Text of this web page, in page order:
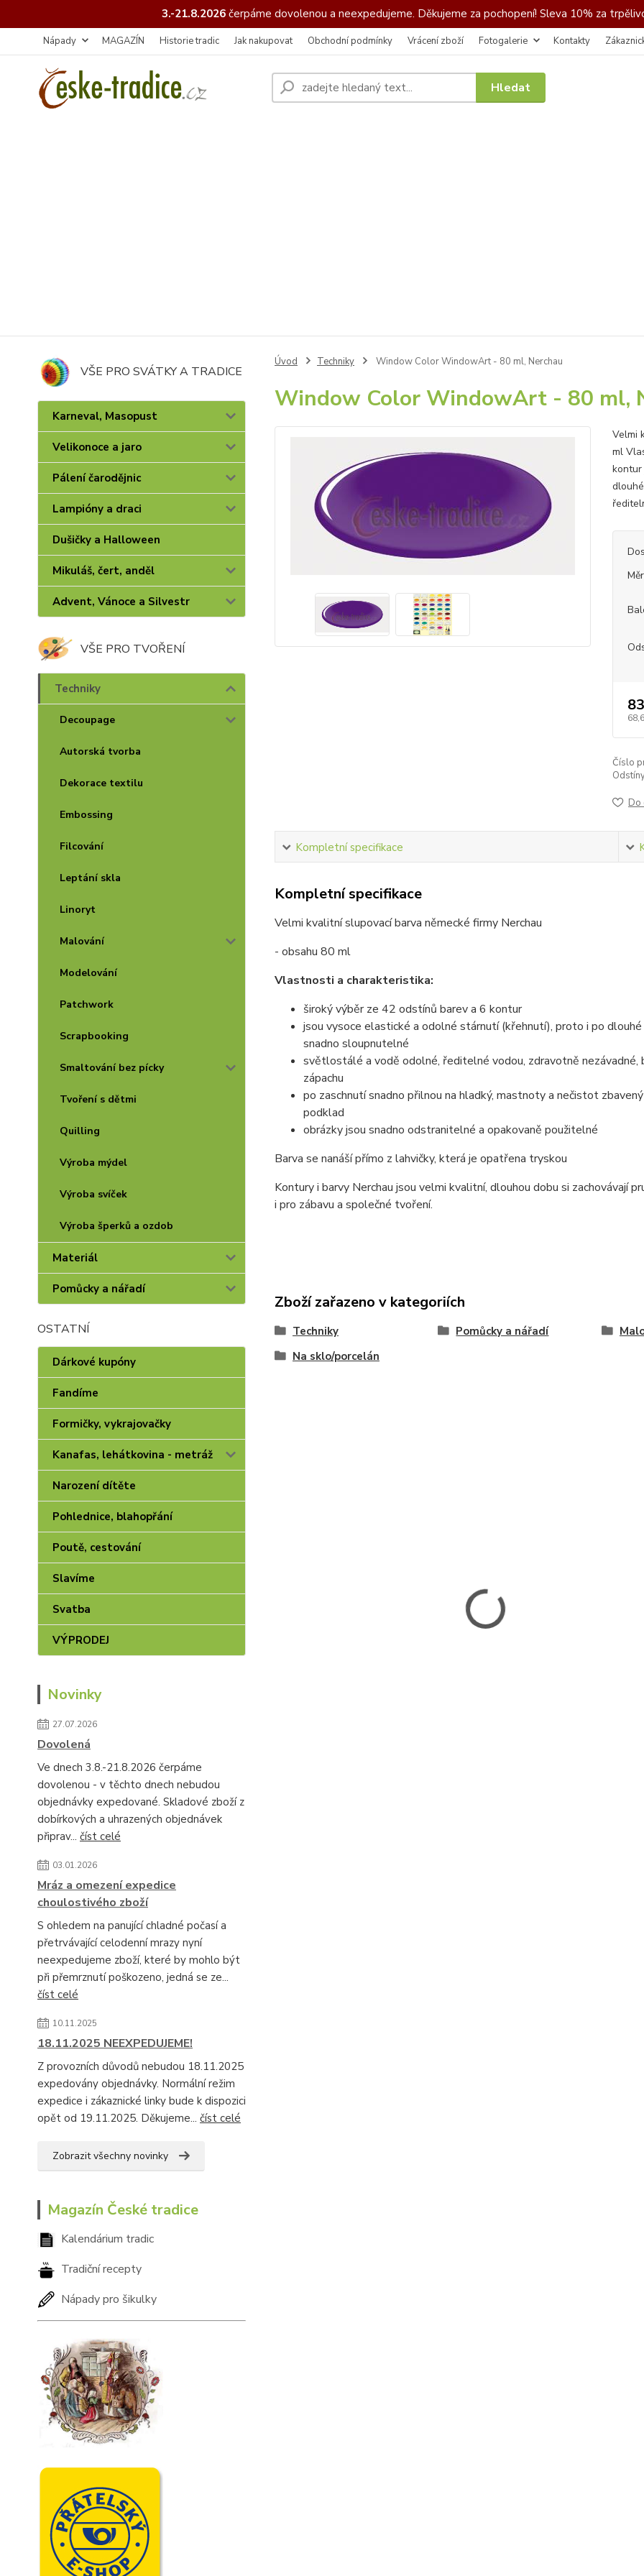
3.-21.8.2026čerpáme dovolenou a neexpedujeme. Děkujeme za pochopení! Sleva 10% za
Nápady MAGAZÍN Historie tradic Jak nakupovat Obchodní podmínky Vrácení zboží Fotogalerie Kontakty
Hledat
VŠE PRO SVÁTKY A TRADICE
Karneval, Masopust
Velikonoce a jaro
Pálení čarodějnic
Lampióny a draci
Dušičky a Halloween
Mikuláš, čert, anděl
Advent, Vánoce a Silvestr
VŠE PRO TVOŘENÍ
Techniky
Decoupage
Autorská tvorba
Dekorace textilu
Embossing
Filcování
Leptání skla
Linoryt
Malování
Modelování
Patchwork
Scrapbooking
Smaltování bez pícky
Tvoření s dětmi
Quilling
Výroba mýdel
Výroba svíček
Výroba šperků a ozdob
Materiál
Pomůcky a nářadí
OSTATNÍ
Dárkové kupóny
Fandíme
Formičky, vykrajovačky
Kanafas, lehátkovina - metráž
Narození dítěte
Pohlednice, blahopřání
Poutě, cestování
Slavíme
Svatba
VÝPRODEJ
Novinky
27.07.2026
Dovolená
Ve dnech 3.8.-21.8.2026 čerpáme
dovolenou - v těchto dnech nebudou
objednávky expedované. Skladové zboží z
dobírkových a uhrazených objednávek
připrav... číst celé
03.01.2026
Mráz a omezení expedice
choulostivého zboží
S ohledem na panující chladné počasí a
přetrvávající celodenní mrazy nyní
neexpedujeme zboží, které by mohlo být
při přemrznutí poškozeno, jedná se ze...
číst celé
10.11.2025
18.11.2025 NEEXPEDUJEME!
Z provozních důvodů nebudou 18.11.2025
expedovány objednávky. Normální režim
expedice i zákaznické linky bude k dispozici
opět od 19.11.2025. Děkujeme... číst celé
Zobrazit všechny novinky
Magazín České tradice
Kalendárium tradic
Tradiční recepty
Nápady pro šikulky
Úvod Techniky Window Color WindowArt - 80 ml, Nerchau
Window Color WindowArt - 80 ml,
Velmi
ml
Číslo
Do
Kompletní specifikace
Kompletní specifikace
Velmi kvalitní slupovací barva německé firmy Nerchau
- obsahu 80 ml
Vlastnosti a charakteristika:
široký výběr ze 42 odstínů barev a 6 kontur
jsou vysoce elastické a odolné stárnutí (křehnutí), proto i po
snadno sloupnutelné
světlostálé a vodě odolné, ředitelné vodou, zdravotně nezávadné,
zápachu
po zaschnutí snadno přilnou na hladký, mastnoty a nečistot zbavený
podklad
obrázky jsou snadno odstranitelné a opakovaně použitelné
Barva se nanáší přímo z lahvičky, která je opatřena tryskou
Kontury i barvy Nerchau jsou velmi kvalitní, dlouhou dobu si zachovávají
i pro zábavu a společné tvoření.
Zboží zařazeno v kategoriích
Techniky Pomůcky a nářadí
Na sklo/porcelán